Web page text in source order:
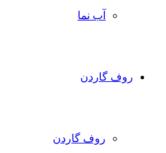
آب نما
روف گاردن
روف گاردن